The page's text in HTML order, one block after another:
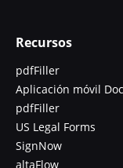
Recursos
pdfFiller
Aplicación móvil
pdfFiller
US Legal Forms
SignNow
altaFlow